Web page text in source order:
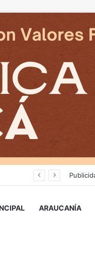
ARAUCANÍA